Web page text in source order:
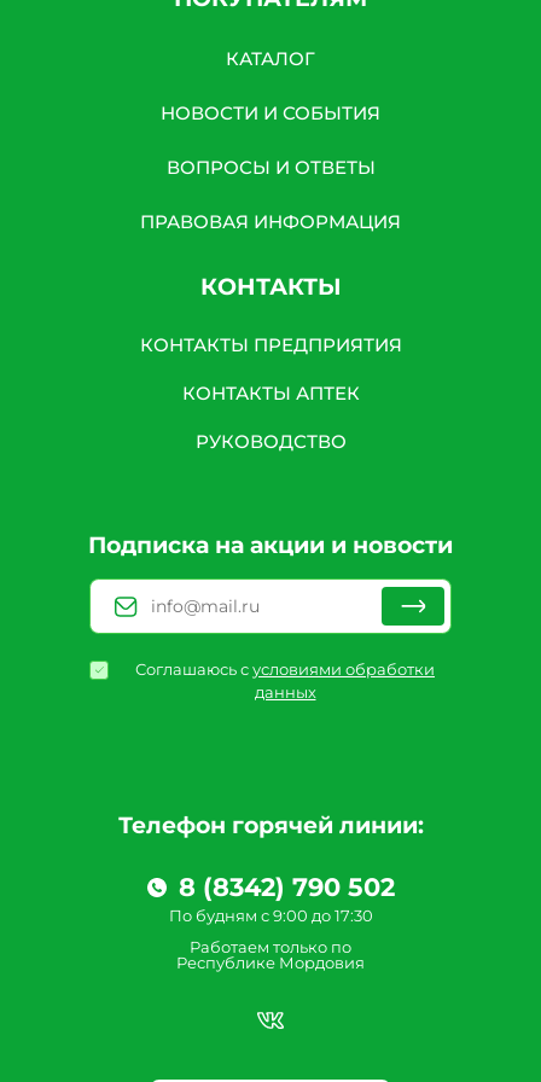
Телефон горячей линии:
8 (8342) 790 502
По будням с 9:00 до 17:30
Работаем только по
Республике Мордовия
КАТАЛОГ
НОВОСТИ И СОБЫТИЯ
ВОПРОСЫ И ОТВЕТЫ
ПРАВОВАЯ ИНФОРМАЦИЯ
КОНТАКТЫ
КОНТАКТЫ ПРЕДПРИЯТИЯ
КОНТАКТЫ АПТЕК
РУКОВОДСТВО
Подписка на акции и новости
Соглашаюсь сусловиями обработки
данных